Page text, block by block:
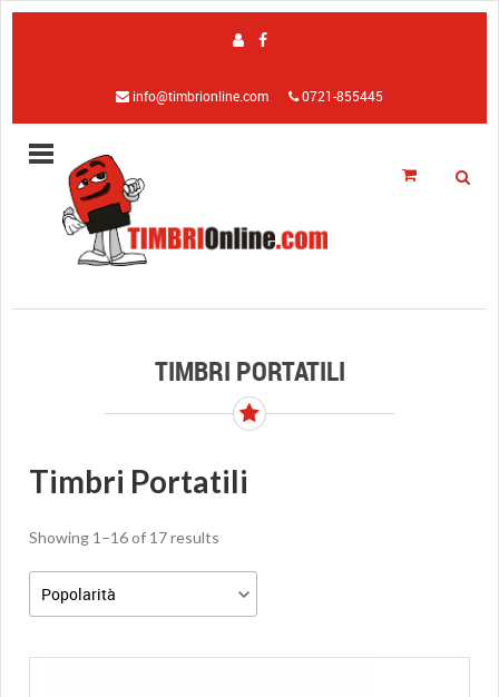
info@timbrionline.com 0721-855445
TIMBRI PORTATILI
Timbri Portatili
Showing 1–16 of 17 results